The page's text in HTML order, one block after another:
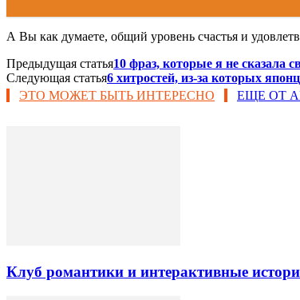
А Вы как думаете, общий уровень счастья и
Предыдущая статья10 фраз, которые я не сказала
Следующая статья6 хитростей, из-за которых
ЭТО МОЖЕТ БЫТЬ ИНТЕРЕСНО
ЕЩЕ ОТ
Клуб романтики и интерактивные